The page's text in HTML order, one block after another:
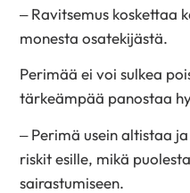
– Ravitsemus koskettaa
monesta osatekijästä.
Perimää ei voi sulkea
tärkeämpää panostaa
– Perimä usein altistaa
riskit esille, mikä
sairastumiseen.